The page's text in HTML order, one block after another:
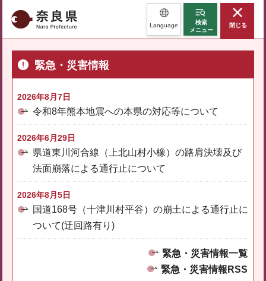
奈良県 Language
検索
メニュー
閉じる
緊急・災害情報
2026年8月7日
令和8年熊本地震への本県の対応等について
2026年6月29日
県道東川河合線（上北山村小橡）の路肩決壊及び
法面崩落による通行止について
2026年8月5日
国道168号（十津川村平谷）の崩土による通行止に
ついて(迂回路有り)
緊急・災害情報一覧
緊急・災害情報RSS